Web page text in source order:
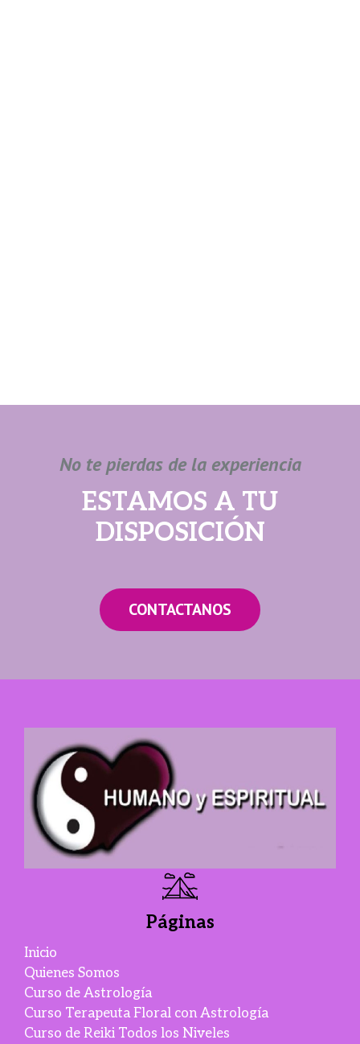
No te pierdas de la experiencia
ESTAMOS A TU
DISPOSICIÓN
CONTACTANOS
Páginas
Inicio
Quienes Somos
Curso de Astrología
Curso Terapeuta Floral con Astrología
Curso de Reiki Todos los Niveles